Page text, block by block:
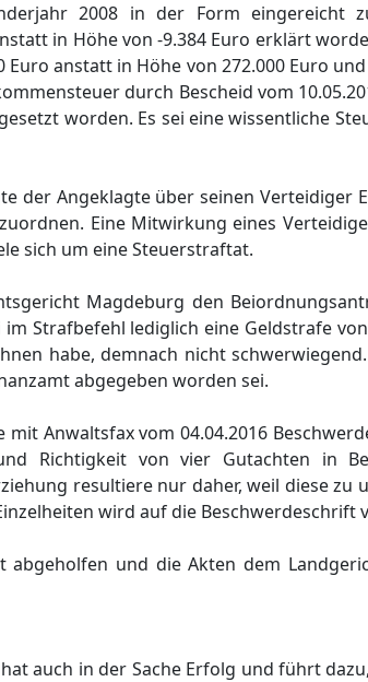
2008 in der Form eingereicht
in Höhe von -9.384 Euro erklärt
anstatt in Höhe von 272.000 Euro
durch Bescheid vom
worden. Es sei eine wissentliche
der Angeklagte über seinen Verteidiger
Eine Mitwirkung eines
sich um eine Steuerstraftat.
Magdeburg den
im Strafbefehl lediglich eine Geldstrafe
habe, demnach nicht
abgegeben worden sei.
Anwaltsfax vom 04.04.2016
Richtigkeit von vier Gutachten in
resultiere nur daher, weil diese zu
wird auf die Beschwerdeschrift
abgeholfen und die Akten dem
auch in der Sache Erfolg und führt